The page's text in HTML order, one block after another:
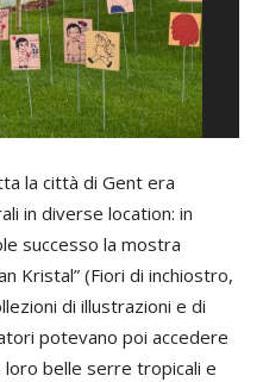
la città di Gent era
in diverse location: in
successo la mostra
Kristal” (Fiori di inchiostro,
di illustrazioni e di
potevano poi accedere
loro belle serre tropicali e